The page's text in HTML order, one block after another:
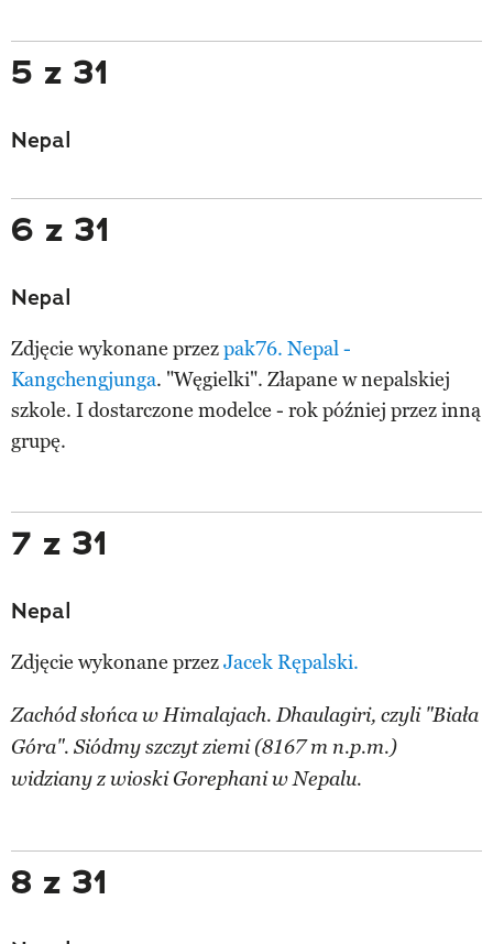
5 z 31
Nepal
6 z 31
Nepal
Zdjęcie wykonane przezpak76. Nepal -
Kangchengjunga. "Węgielki". Złapane w nepalskiej
szkole. I dostarczone modelce - rok później przez inną
grupę.
7 z 31
Nepal
Zdjęcie wykonane przezJacek Rępalski.
Zachód słońca w Himalajach. Dhaulagiri, czyli "Biała
Góra". Siódmy szczyt ziemi (8167 m n.p.m.)
widziany z wioski Gorephani w Nepalu.
8 z 31